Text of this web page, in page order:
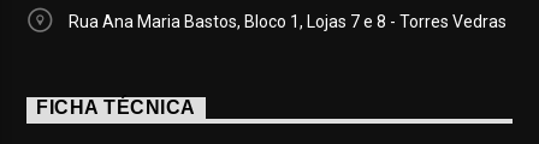
Rua Ana Maria Bastos, Bloco 1, Lojas 7 e 8 - Torres Vedras
FICHA TÉCNICA